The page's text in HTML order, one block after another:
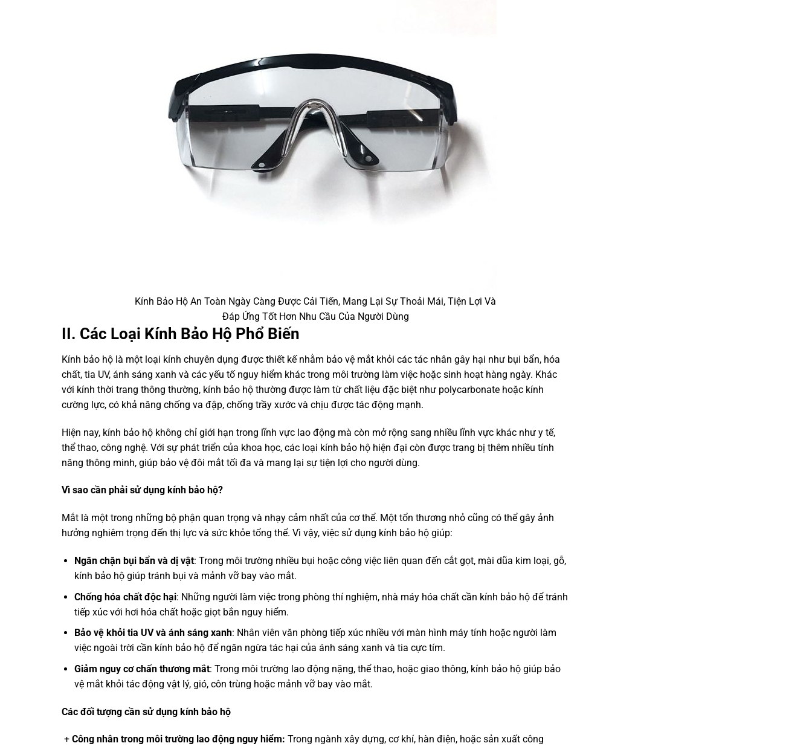
Kính Bảo Hộ An Toàn Ngày Càng Được Cải Tiến, Mang Lại Sự Thoải Mái, Tiện Lợi Và
Đáp Ứng Tốt Hơn Nhu Cầu Của Người Dùng
II. Các Loại Kính Bảo Hộ Phổ Biến
Kính bảo hộ là một loại kính chuyên dụng được thiết kế nhằm bảo vệ mắt khỏi các tác nhân gây hại như bụi bẩn, hóa
chất, tia UV, ánh sáng xanh và các yếu tố nguy hiểm khác trong môi trường làm việc hoặc sinh hoạt hàng ngày. Khác
với kính thời trang thông thường, kính bảo hộ thường được làm từ chất liệu đặc biệt như polycarbonate hoặc kính
cường lực, có khả năng chống va đập, chống trầy xước và chịu được tác động mạnh.
Hiện nay, kính bảo hộ không chỉ giới hạn trong lĩnh vực lao động mà còn mở rộng sang nhiều lĩnh vực khác như y tế,
thể thao, công nghệ. Với sự phát triển của khoa học, các loại kính bảo hộ hiện đại còn được trang bị thêm nhiều tính
năng thông minh, giúp bảo vệ đôi mắt tối đa và mang lại sự tiện lợi cho người dùng.
Vì sao cần phải sử dụng kính bảo hộ?
Mắt là một trong những bộ phận quan trọng và nhạy cảm nhất của cơ thể. Một tổn thương nhỏ cũng có thể gây ảnh
hưởng nghiêm trọng đến thị lực và sức khỏe tổng thể. Vì vậy, việc sử dụng kính bảo hộ giúp:
Ngăn chặn bụi bẩn và dị vật: Trong môi trường nhiều bụi hoặc công việc liên quan đến cắt gọt, mài dũa kim loại, gỗ,
kính bảo hộ giúp tránh bụi và mảnh vỡ bay vào mắt.
Chống hóa chất độc hại: Những người làm việc trong phòng thí nghiệm, nhà máy hóa chất cần kính bảo hộ để tránh
tiếp xúc với hơi hóa chất hoặc giọt bắn nguy hiểm.
Bảo vệ khỏi tia UV và ánh sáng xanh: Nhân viên văn phòng tiếp xúc nhiều với màn hình máy tính hoặc người làm
việc ngoài trời cần kính bảo hộ để ngăn ngừa tác hại của ánh sáng xanh và tia cực tím.
Giảm nguy cơ chấn thương mắt: Trong môi trường lao động nặng, thể thao, hoặc giao thông, kính bảo hộ giúp bảo
vệ mắt khỏi tác động vật lý, gió, côn trùng hoặc mảnh vỡ bay vào mắt.
Các đối tượng cần sử dụng kính bảo hộ
+ Công nhân trong môi trường lao động nguy hiểm: Trong ngành xây dựng, cơ khí, hàn điện, hoặc sản xuất công